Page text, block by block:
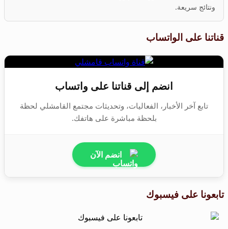
ونتائج سريعة.
قناتنا على الواتساب
انضم إلى قناتنا على واتساب
تابع آخر الأخبار، الفعاليات، وتحديثات مجتمع القامشلي لحظة
بلحظة مباشرة على هاتفك.
انضم الآن
تابعونا على فيسبوك